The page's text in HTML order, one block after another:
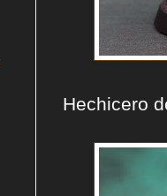
Hechicero